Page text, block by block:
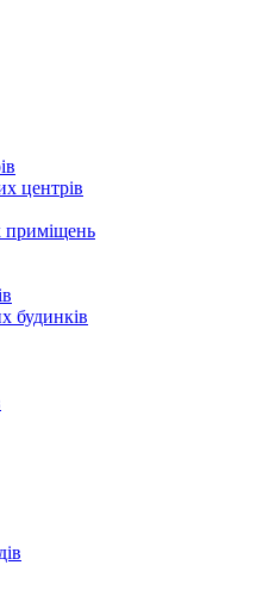
центрів
приміщень
будинків